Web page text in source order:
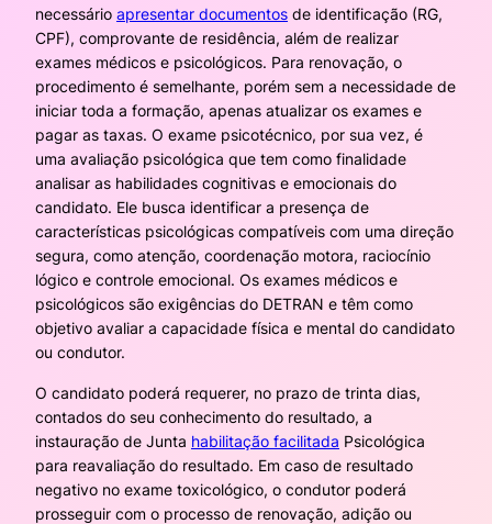
necessário apresentar documentos de identificação (RG,
CPF), comprovante de residência, além de realizar
exames médicos e psicológicos. Para renovação, o
procedimento é semelhante, porém sem a necessidade de
iniciar toda a formação, apenas atualizar os exames e
pagar as taxas. O exame psicotécnico, por sua vez, é
uma avaliação psicológica que tem como finalidade
analisar as habilidades cognitivas e emocionais do
candidato. Ele busca identificar a presença de
características psicológicas compatíveis com uma direção
segura, como atenção, coordenação motora, raciocínio
lógico e controle emocional. Os exames médicos e
psicológicos são exigências do DETRAN e têm como
objetivo avaliar a capacidade física e mental do candidato
ou condutor.
O candidato poderá requerer, no prazo de trinta dias,
contados do seu conhecimento do resultado, a
instauração de Junta habilitação facilitada Psicológica
para reavaliação do resultado. Em caso de resultado
negativo no exame toxicológico, o condutor poderá
prosseguir com o processo de renovação, adição ou